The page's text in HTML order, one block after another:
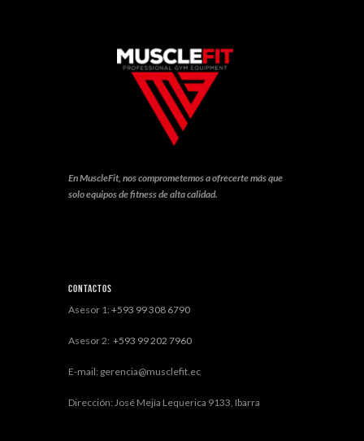
En MuscleFit, nos comprometemos a ofrecerte más que
solo equipos de fitness de alta calidad.
Contactos
Asesor 1: +593 99 308 6790
Asesor 2: +593 99 202 7960
E-mail: gerencia@musclefit.ec
Dirección: José Mejía Lequerica 9133, Ibarra